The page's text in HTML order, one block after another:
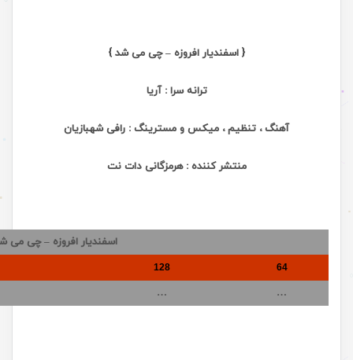
{ اسفندیار افروزه – چی می شد }
ترانه سرا :آریا
آهنگ ، تنظیم ، میکس و مسترینگ : رافی شهبازیان
منتشر کننده :هرمزگانی دات نت
اسفندیار افروزه – چی می
64
128
…
…